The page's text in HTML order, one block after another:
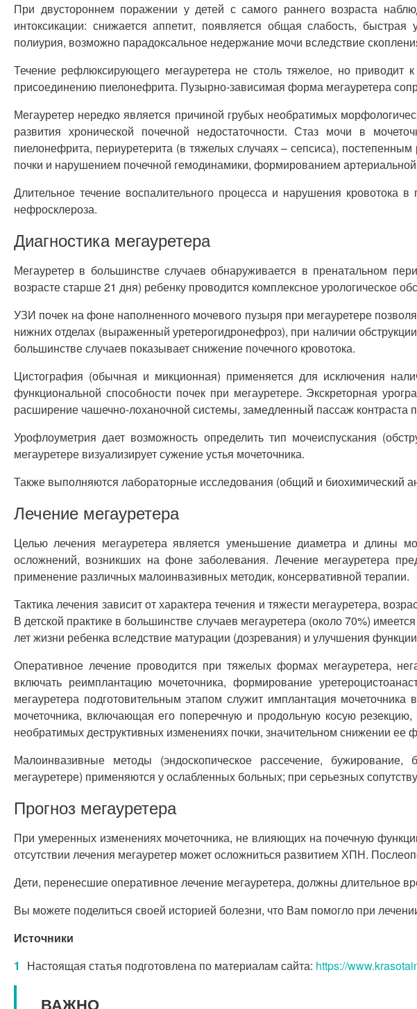
При двустороннем поражении у детей с самого раннего возраста
интоксикации: снижается аппетит, появляется общая слабость,
полиурия, возможно парадоксальное недержание мочи вследствие
Течение рефлюксирующего мегауретера не столь тяжелое, но приводит
присоединению пиелонефрита. Пузырно-зависимая форма мегауретера
Мегауретер нередко является причиной грубых необратимых
развития хронической почечной недостаточности. Стаз мочи в
пиелонефрита, периуретерита (в тяжелых случаях – сепсиса),
почки и нарушением почечной гемодинамики, формированием артериальной
Длительное течение воспалительного процесса и нарушения кровотока
нефросклероза.
Диагностика мегауретера
Мегауретер в большинстве случаев обнаруживается в пренатальном
возрасте старше 21 дня) ребенку проводится комплексное урологическое
УЗИ почек на фоне наполненного мочевого пузыря при мегауретере
нижних отделах (выраженный уретерогидронефроз), при наличии
большинстве случаев показывает снижение почечного кровотока.
Цистография (обычная и микционная) применяется для исключения
функциональной способности почек при мегауретере. Экскреторная
расширение чашечно-лоханочной системы, замедленный пассаж
Урофлоуметрия дает возможность определить тип мочеиспускания
мегауретере визуализирует сужение устья мочеточника.
Также выполняются лабораторные исследования (общий и биохимический
Лечение мегауретера
Целью лечения мегауретера является уменьшение диаметра и длины
осложнений, возникших на фоне заболевания. Лечение мегауретера
применение различных малоинвазивных методик, консервативной терапии.
Тактика лечения зависит от характера течения и тяжести мегауретера,
В детской практике в большинстве случаев мегауретера (около 70%)
лет жизни ребенка вследствие матурации (дозревания) и улучшения
Оперативное лечение проводится при тяжелых формах мегауретера,
включать реимплантацию мочеточника, формирование
мегауретера подготовительным этапом служит имплантация
мочеточника, включающая его поперечную и продольную косую
необратимых деструктивных изменениях почки, значительном снижении
Малоинвазивные методы (эндоскопическое рассечение, бужирование,
мегауретере) применяются у ослабленных больных; при серьезных
Прогноз мегауретера
При умеренных изменениях мочеточника, не влияющих на почечную
отсутствии лечения мегауретер может осложниться развитием ХПН.
Дети, перенесшие оперативное лечение мегауретера, должны длительное
Вы можете поделиться своей историей болезни, что Вам помогло при
Источники
Настоящая статья подготовлена по материалам сайта: https://
ВАЖНО